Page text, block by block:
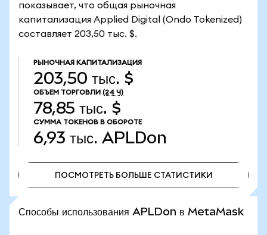
показывает, что общая рыночная
капитализация Applied Digital (Ondo Tokenized)
составляет 203,50 тыс. $.
РЫНОЧНАЯ КАПИТАЛИЗАЦИЯ
203,50 тыс. $
ОБЪЕМ ТОРГОВЛИ (24 Ч)
78,85 тыс. $
СУММА ТОКЕНОВ В ОБОРОТЕ
6,93 тыс. APLDon
ПОСМОТРЕТЬ БОЛЬШЕ СТАТИСТИКИ
Способы использования APLDon в MetaMask